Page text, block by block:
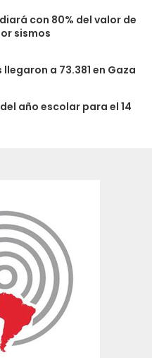
con 80% del valor de
sismos
a 73.381 en Gaza
año escolar para el 14